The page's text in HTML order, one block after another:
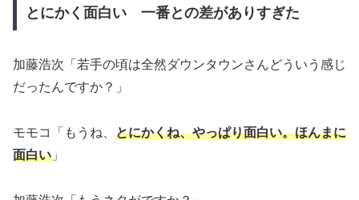
とにかく面白い 一番との差がありすぎた
加藤浩次「若手の頃は全然ダウンタウンさんどういう感じ
だったんですか？」
モモコ「もうね、 とにかくね、やっぱり面白い。ほんまに
面白い 」